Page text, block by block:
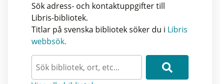
Sök adress- och kontaktuppgifter till
Libris-bibliotek.
Titlar på svenska bibliotek söker du i Libris
webbsök.